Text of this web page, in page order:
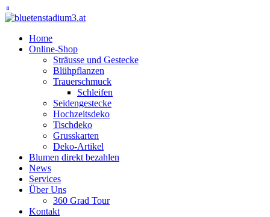
Home
Online-Shop
Sträusse und Gestecke
Blühpflanzen
Trauerschmuck
Schleifen
Seidengestecke
Hochzeitsdeko
Tischdeko
Grusskarten
Deko-Artikel
Blumen direkt bezahlen
News
Services
Über Uns
360 Grad Tour
Kontakt